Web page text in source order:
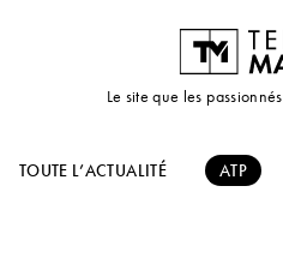
Le site que les
TOUTE L’ACTUALITÉ ATP